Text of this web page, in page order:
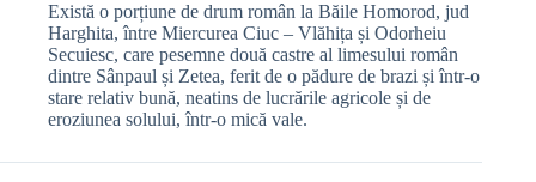
Există o porțiune de drum român la Băile Homorod, jud
Harghita, între Miercurea Ciuc – Vlăhița și Odorheiu
Secuiesc, care pesemne două castre al limesului român
dintre Sânpaul și Zetea, ferit de o pădure de brazi și într-o
stare relativ bună, neatins de lucrările agricole și de
eroziunea solului, într-o mică vale.